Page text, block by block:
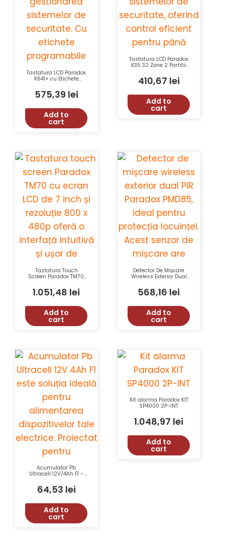
Tastatura LCD Paradox
K641+ cu Etichete
MemoryKey și Funcții
Avansate
575,39 lei
Add to
cart
Tastatura LCD Paradox
K35 32 Zone 2 Partitii
410,67 lei
Add to
cart
Tastatura Touch
Screen Paradox TM70,
Rezolutie 800 x 480,
Procesor FGPA, Design
1.051,48 lei
Add to
cart
Detector De Mișcare
Wireless Exterior Dual
M, Unghi 90°, Pet
Immunity 40 Kg,
568,16 lei
Add to
cart
Acumulator Pb
Ultracell 12V/4Ah F1 –
64,53 lei
Add to
cart
Kit alarma Paradox KIT
SP4000 2P-INT
1.048,97 lei
Add to
cart